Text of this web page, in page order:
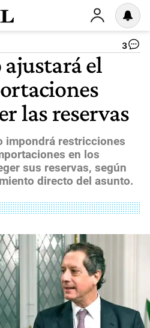
3
el
las reservas
impondrá restricciones
en los
sus reservas, según
directo del asunto.